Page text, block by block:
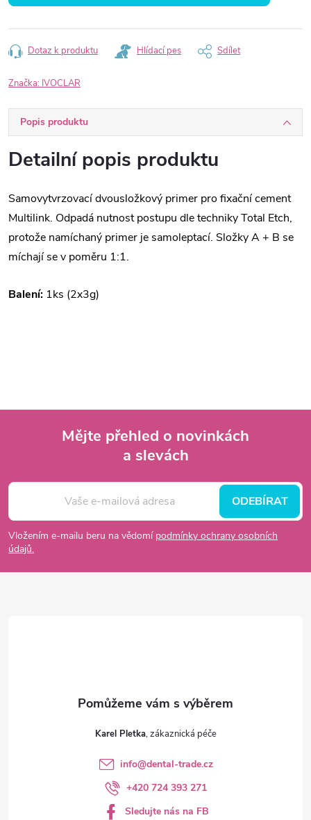
Dotaz k produktu Hlídací pes Sdílet
Značka: IVOCLAR
Popis produktu
Detailní popis produktu
Samovytvrzovací dvousložkový primer pro fixační cement
Multilink. Odpadá nutnost postupu dle techniky Total Etch,
protože namíchaný primer je samoleptací. Složky A + B se
míchají se v poměru 1:1.
Balení: 1ks (2x3g)
p
a
Mějte přehled o novinkách
a slevách
Vložením e-mailu beru na vědomí podmínky ochrany osobních
údajů.
ODEBÍRAT
Karel Pletka
info@dental-trade.cz
+420 724 393 271
Sledujte nás na FB